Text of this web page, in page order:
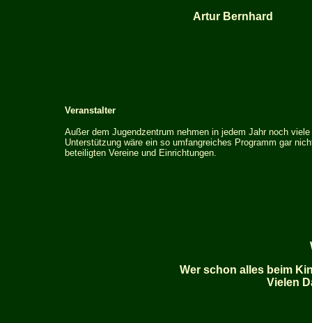
Artur Bernhard
Veranstalter
Außer dem Jugendzentrum nehmen in jedem Jahr noch
Unterstützung wäre ein so umfangreiches Programm gar
beteiligten Vereine und Einrichtungen.
Wer schon alles beim
Vielen